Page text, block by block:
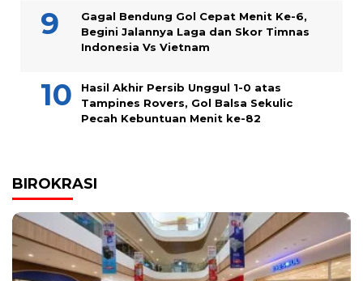
Gagal Bendung Gol Cepat Menit Ke-6,
Begini Jalannya Laga dan Skor Timnas
Indonesia Vs Vietnam
Hasil Akhir Persib Unggul 1-0 atas
Tampines Rovers, Gol Balsa Sekulic
Pecah Kebuntuan Menit ke-82
BIROKRASI